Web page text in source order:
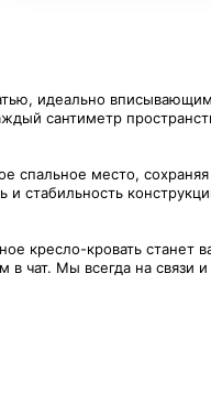
идеально
сантиметр
спальное место,
стабильность
кресло-кровать
Мы всегда на связи